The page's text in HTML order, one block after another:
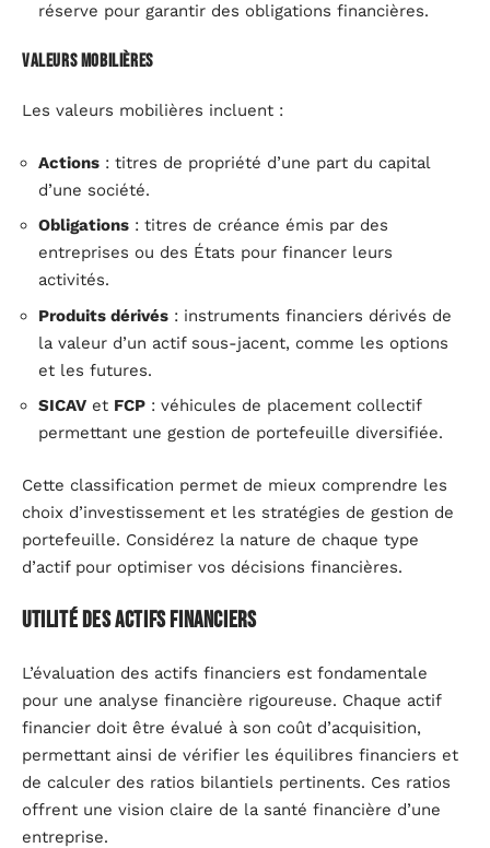
réserve pour garantir des obligations financières.
Valeurs mobilières
Les valeurs mobilières incluent :
Actions : titres de propriété d’une part du capital
d’une société.
Obligations : titres de créance émis par des
entreprises ou des États pour financer leurs
activités.
Produits dérivés : instruments financiers dérivés de
la valeur d’un actif sous-jacent, comme les options
et les futures.
SICAV et FCP : véhicules de placement collectif
permettant une gestion de portefeuille diversifiée.
Cette classification permet de mieux comprendre les
choix d’investissement et les stratégies de gestion de
portefeuille. Considérez la nature de chaque type
d’actif pour optimiser vos décisions financières.
Utilité des actifs financiers
L’évaluation des actifs financiers est fondamentale
pour une analyse financière rigoureuse. Chaque actif
financier doit être évalué à son coût d’acquisition,
permettant ainsi de vérifier les équilibres financiers et
de calculer des ratios bilantiels pertinents. Ces ratios
offrent une vision claire de la santé financière d’une
entreprise.